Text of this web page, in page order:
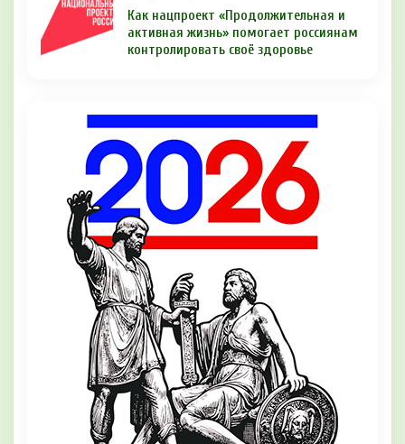
Как нацпроект «Продолжительная и
активная жизнь» помогает россиянам
контролировать своё здоровье